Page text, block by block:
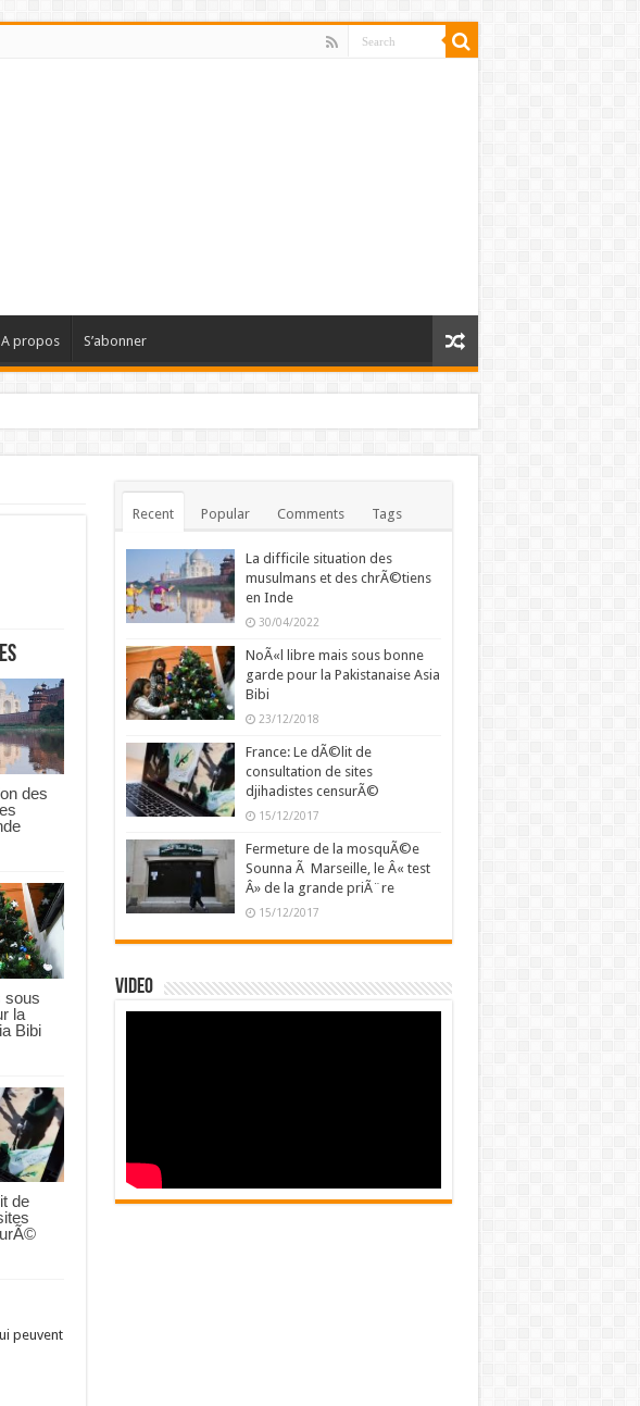
A propos S’abonner
des
sous
la
Bibi
de
peuvent
Recent Popular Comments Tags
La difficile situation des
musulmans et des chrÃ©tiens
en Inde
30/04/2022
NoÃ«l libre mais sous bonne
garde pour la Pakistanaise Asia
Bibi
23/12/2018
France: Le dÃ©lit de
consultation de sites
djihadistes censurÃ©
15/12/2017
Fermeture de la mosquÃ©e
Sounna Ã Marseille, le Â« test
Â» de la grande priÃ¨re
15/12/2017
Video